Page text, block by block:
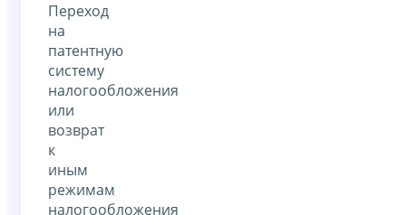
Переход
на
патентную
систему
налогообложения
или
возврат
к
иным
режимам
налогообложения